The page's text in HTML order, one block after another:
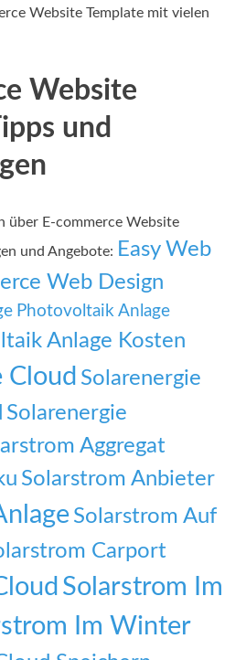
Website Template mit vielen
Website
und
über E-commerce Website
und Angebote: Easy Web
Web Design
Photovoltaik Anlage
Anlage Kosten
Cloud Solarenergie
Solarenergie
Aggregat
Solarstrom Anbieter
Solarstrom Auf
Carport
Solarstrom Im
Im Winter